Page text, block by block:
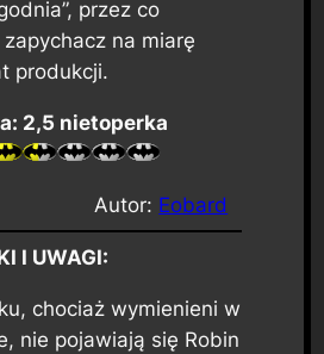
przez co
na miarę
produkcji.
2,5 nietoperka
Autor: Eobard
I UWAGI:
chociaż wymienieni w
nie pojawiają się Robin